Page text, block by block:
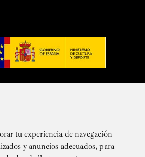
tu experiencia de navegación
y anuncios adecuados, para